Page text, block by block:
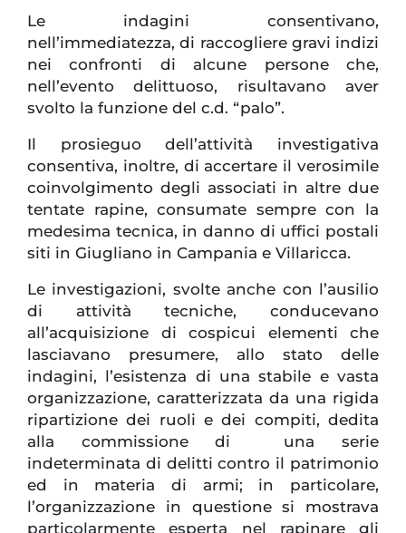
Le indagini consentivano,
nell’immediatezza, di raccogliere gravi indizi
nei confronti di alcune persone che,
nell’evento delittuoso, risultavano aver
svolto la funzione del c.d. “palo”.
Il prosieguo dell’attività investigativa
consentiva, inoltre, di accertare il verosimile
coinvolgimento degli associati in altre due
tentate rapine, consumate sempre con la
medesima tecnica, in danno di uffici postali
siti in Giugliano in Campania e Villaricca.
Le investigazioni, svolte anche con l’ausilio
di attività tecniche, conducevano
all’acquisizione di cospicui elementi che
lasciavano presumere, allo stato delle
indagini, l’esistenza di una stabile e vasta
organizzazione, caratterizzata da una rigida
ripartizione dei ruoli e dei compiti, dedita
alla commissione di una serie
indeterminata di delitti contro il patrimonio
ed in materia di armi; in particolare,
l’organizzazione in questione si mostrava
particolarmente esperta nel rapinare gli